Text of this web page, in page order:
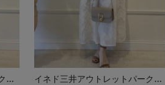
イネド三井アウトレットパーク多摩南大沢店 イネド三井アウトレットパーク多摩南大沢店